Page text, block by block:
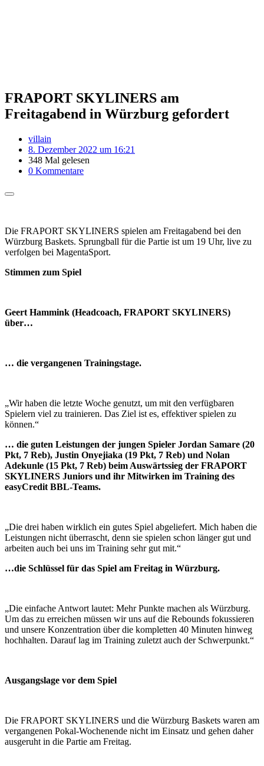
FRAPORT SKYLINERS am
Freitagabend in Würzburg gefordert
villain
8. Dezember 2022 um 16:21
348 Mal gelesen
0 Kommentare
Die FRAPORT SKYLINERS spielen am Freitagabend bei den
Würzburg Baskets. Sprungball für die Partie ist um 19 Uhr, live zu
verfolgen bei MagentaSport.
Stimmen zum Spiel
Geert Hammink (Headcoach, FRAPORT SKYLINERS)
über…
… die vergangenen Trainingstage.
„Wir haben die letzte Woche genutzt, um mit den verfügbaren
Spielern viel zu trainieren. Das Ziel ist es, effektiver spielen zu
können.“
… die guten Leistungen der jungen Spieler Jordan Samare (20
Pkt, 7 Reb), Justin Onyejiaka (19 Pkt, 7 Reb) und Nolan
Adekunle (15 Pkt, 7 Reb) beim Auswärtssieg der FRAPORT
SKYLINERS Juniors und ihr Mitwirken im Training des
easyCredit BBL-Teams.
„Die drei haben wirklich ein gutes Spiel abgeliefert. Mich haben die
Leistungen nicht überrascht, denn sie spielen schon länger gut und
arbeiten auch bei uns im Training sehr gut mit.“
…die Schlüssel für das Spiel am Freitag in Würzburg.
„Die einfache Antwort lautet: Mehr Punkte machen als Würzburg.
Um das zu erreichen müssen wir uns auf die Rebounds fokussieren
und unsere Konzentration über die kompletten 40 Minuten hinweg
hochhalten. Darauf lag im Training zuletzt auch der Schwerpunkt.“
Ausgangslage vor dem Spiel
Die FRAPORT SKYLINERS und die Würzburg Baskets waren am
vergangenen Pokal-Wochenende nicht im Einsatz und gehen daher
ausgeruht in die Partie am Freitag.